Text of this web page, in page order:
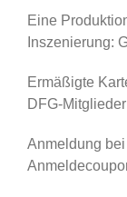
Eine
Inszenierung:
Ermäßigte
DFG-
Anmeldung